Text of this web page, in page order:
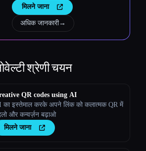
मिलने जाना
अधिक जानकारी→
श्रेणी चयन
QR codes using AI
का इस्तेमाल करके अपने लिंक को कलात्मक QR में
और कन्वर्ज़न बढ़ाओ
मिलने जाना